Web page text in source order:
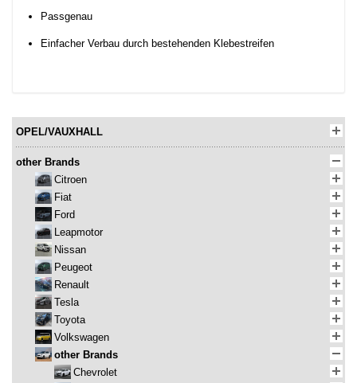
Passgenau
Einfacher Verbau durch bestehenden Klebestreifen
OPEL/VAUXHALL
other Brands
Citroen
Fiat
Ford
Leapmotor
Nissan
Peugeot
Renault
Tesla
Toyota
Volkswagen
other Brands
Chevrolet